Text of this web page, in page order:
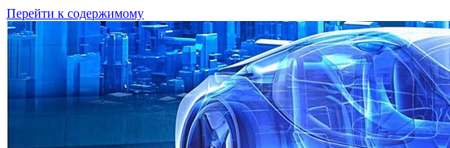
Перейти к содержимому